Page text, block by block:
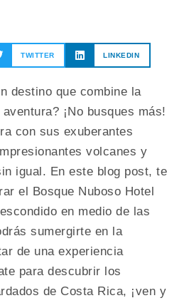
TWITTER LINKEDIN
destino que combine la
¡No busques más!
con sus exuberantes
volcanes y
igual. En este blog post, te
el Bosque Nuboso Hotel
en medio de las
sumergirte en la
de una experiencia
para descubrir los
de Costa Rica, ¡ven y